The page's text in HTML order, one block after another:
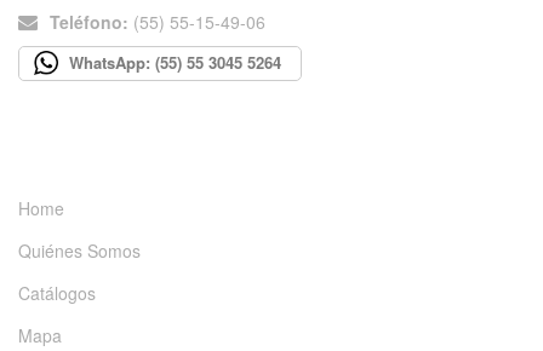
Teléfono: (55) 55-15-49-06
WhatsApp: (55) 55 3045 5264
Home
Quiénes Somos
Catálogos
Mapa